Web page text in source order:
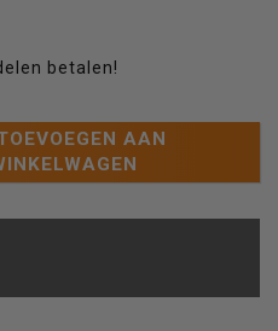
betalen!
AAN